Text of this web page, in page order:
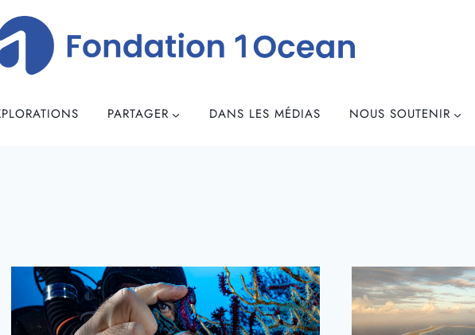
PARTAGER DANS LES MÉDIAS NOUS SOUTENIR